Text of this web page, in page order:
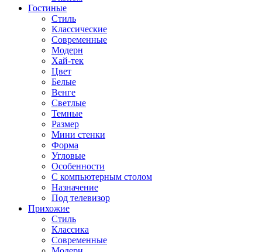
Гостиные
Стиль
Классические
Современные
Модерн
Хай-тек
Цвет
Белые
Венге
Светлые
Темные
Размер
Мини стенки
Форма
Угловые
Особенности
С компьютерным столом
Назначение
Под телевизор
Прихожие
Стиль
Классика
Современные